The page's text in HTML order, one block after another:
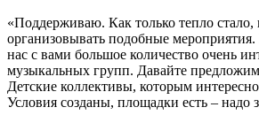
«Поддерживаю. Как только тепло стало,
организовывать подобные
нас с вами большое количество очень
музыкальных групп. Давайте предложим
Детские коллективы, которым
Условия созданы, площадки есть – надо